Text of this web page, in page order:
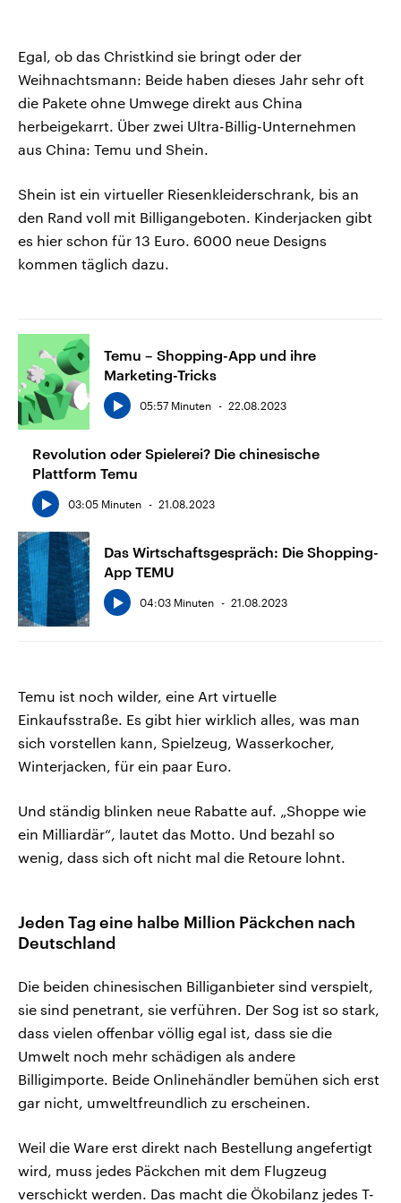
Egal, ob das Christkind sie bringt oder der
Weihnachtsmann: Beide haben dieses Jahr sehr oft
die Pakete ohne Umwege direkt aus China
herbeigekarrt. Über zwei Ultra-Billig-Unternehmen
aus China: Temu und Shein.
Shein ist ein virtueller Riesenkleiderschrank, bis an
den Rand voll mit Billigangeboten. Kinderjacken gibt
es hier schon für 13 Euro. 6000 neue Designs
kommen täglich dazu.
Temu – Shopping-App und ihre
Marketing-Tricks
05:57 Minuten 22.08.2023
Revolution oder Spielerei? Die chinesische
Plattform Temu
03:05 Minuten 21.08.2023
Das Wirtschaftsgespräch: Die Shopping-
App TEMU
04:03 Minuten 21.08.2023
Temu ist noch wilder, eine Art virtuelle
Einkaufsstraße. Es gibt hier wirklich alles, was man
sich vorstellen kann, Spielzeug, Wasserkocher,
Winterjacken, für ein paar Euro.
Und ständig blinken neue Rabatte auf. „Shoppe wie
ein Milliardär“, lautet das Motto. Und bezahl so
wenig, dass sich oft nicht mal die Retoure lohnt.
Jeden Tag eine halbe Million Päckchen nach
Deutschland
Die beiden chinesischen Billiganbieter sind verspielt,
sie sind penetrant, sie verführen. Der Sog ist so stark,
dass vielen offenbar völlig egal ist, dass sie die
Umwelt noch mehr schädigen als andere
Billigimporte. Beide Onlinehändler bemühen sich erst
gar nicht, umweltfreundlich zu erscheinen.
Weil die Ware erst direkt nach Bestellung angefertigt
wird, muss jedes Päckchen mit dem Flugzeug
verschickt werden. Das macht die Ökobilanz jedes T-